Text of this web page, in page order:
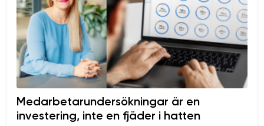
Medarbetarundersökningar är en
investering, inte en fjäder i hatten